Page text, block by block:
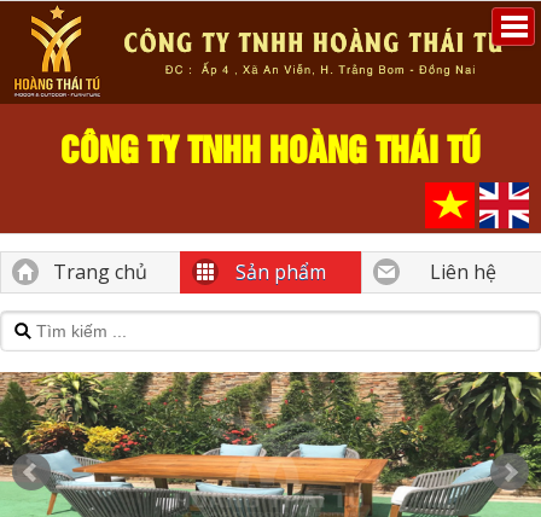
CÔNG TY TNHH HOÀNG THÁI TÚ
Trang chủ Sản phẩm Liên hệ